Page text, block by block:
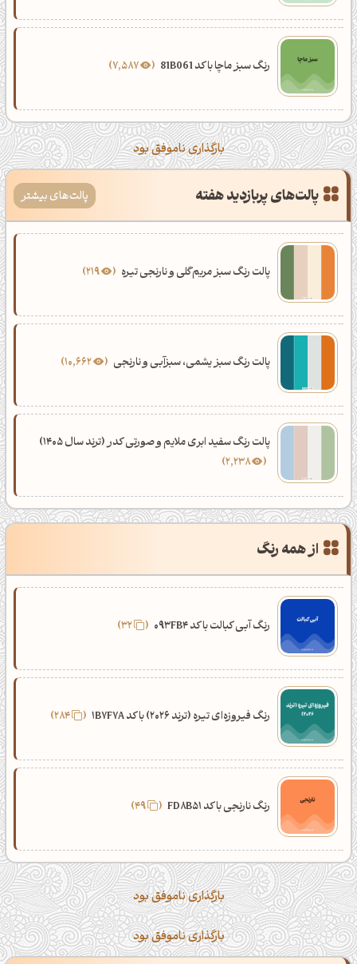
رنگ سبز ماچا با کد 81B061 7,587
بارگذاری ناموفق بود
پالت‌های پربازدید هفته پالت‌های بیشتر
پالت رنگ سبز مریم‌گلی و نارنجی تیره 219
پالت رنگ سبز یشمی، سبزآبی و نارنجی 10,662
پالت رنگ سفید ابری ملایم و صورتی کدر (ترند سال 1405)
2,238
از همه رنگ
رنگ آبی کبالت با کد 093FB4 32
رنگ فیروزه‌ای تیره (ترند 2026) با کد 1B7F7A 284
رنگ نارنجی با کد FD8B51 49
بارگذاری ناموفق بود
بارگذاری ناموفق بود